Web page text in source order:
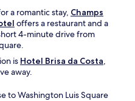
a romantic stay, Champs
offers a restaurant and a
4-minute drive from
is Hotel Brisa da Costa,
away.
to Washington Luis Square